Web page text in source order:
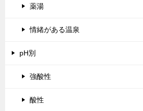
薬湯
情緒がある温泉
pH別
強酸性
酸性